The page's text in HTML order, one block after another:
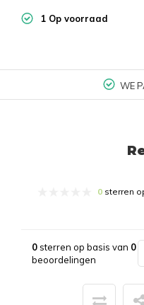
1 Op voorraad
WE
0 sterren
0sterren op basis van 0
beoordelingen